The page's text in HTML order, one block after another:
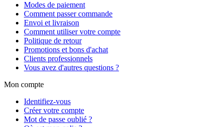
Modes de paiement
Comment passer commande
Envoi et livraison
Comment utiliser votre compte
Politique de retour
Promotions et bons d'achat
Clients professionnels
Vous avez d'autres questions ?
Mon compte
Identifiez-vous
Créer votre compte
Mot de passe oublié ?